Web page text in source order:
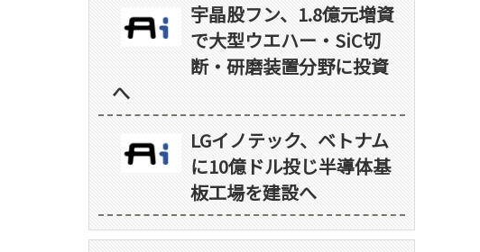
宇晶股フン、1.8億元増資
で大型ウエハー・SiC切
断・研磨装置分野に投資
へ
LGイノテック、ベトナム
に10億ドル投じ半導体基
板工場を建設へ